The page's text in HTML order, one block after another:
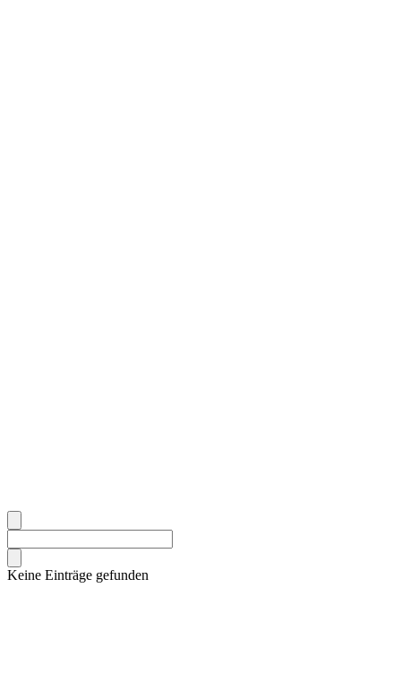
Keine Einträge gefunden